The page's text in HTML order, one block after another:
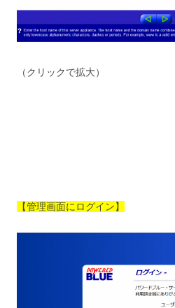
（クリックで拡大）
【管理画面にログイン】